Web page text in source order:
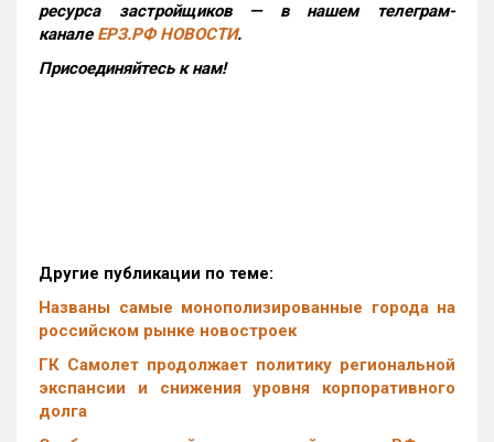
ресурса застройщиков — в нашем телеграм-
канале ЕРЗ.РФ НОВОСТИ.
Присоединяйтесь к нам!
Другие публикации по теме:
Названы самые монополизированные города на
российском рынке новостроек
ГК Самолет продолжает политику региональной
экспансии и снижения уровня корпоративного
долга